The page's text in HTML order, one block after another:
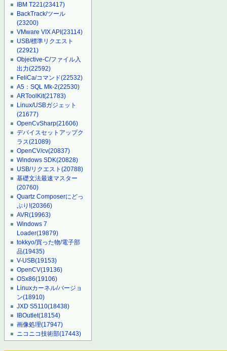
IBM T221(23417)
BackTrack/ツール
(23200)
VMware VIX API(23114)
USB/標準リクエスト
(22921)
Objective-C/ファイル入
出力(22592)
FeliCa/コマンド(22532)
A5：SQL Mk-2(22530)
ARToolKit(21783)
Linux/USBガジェット
(21677)
OpenCvSharp(21606)
デバイスセットアップク
ラス(21089)
OpenCV/cv(20837)
Windows SDK(20828)
USB/リクエスト(20788)
基礎文法最速マスター
(20760)
Quartz Composerにどっ
ぷり!(20366)
AVR(19963)
Windows 7
Loader(19879)
tokkyo/買った物/電子部
品(19435)
V-USB(19153)
OpenCV(19136)
OSx86(19106)
Linuxカーネル/バージョ
ン(18910)
JXD S5110(18438)
IBOutlet(18154)
画像処理(17947)
ニコニコ技術部(17443)